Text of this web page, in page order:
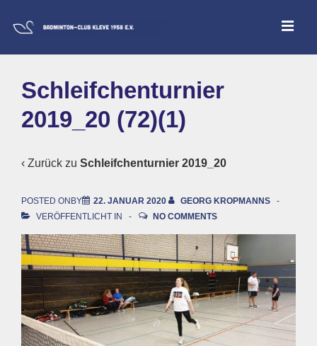
Zum
Navigation
Schleifchenturnier
2019_20 (72)(1)
‹ Zurück zu Schleifchenturnier 2019_20
POSTED ONBY 22. JANUAR 2020
GEORG KROPMANNS
VERÖFFENTLICHT IN
NO COMMENTS